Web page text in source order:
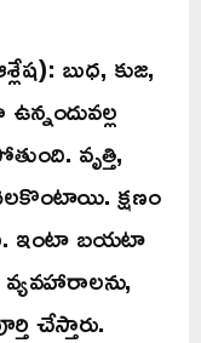
బుధ, కుజ,
వృత్తి,
క్షణం
ఇంటా బయటా
వ్యవహారాలను,
చేస్తారు.